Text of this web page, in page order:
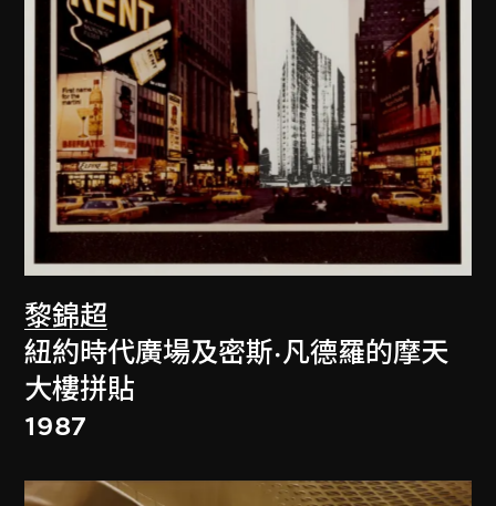
黎錦超
紐約時代廣場及密斯·凡德羅的摩天
大樓拼貼
1987